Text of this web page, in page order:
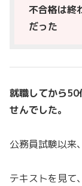
不合格は終
だった
就職してから50
せんでした。
公務員試験以来
テキストを見て